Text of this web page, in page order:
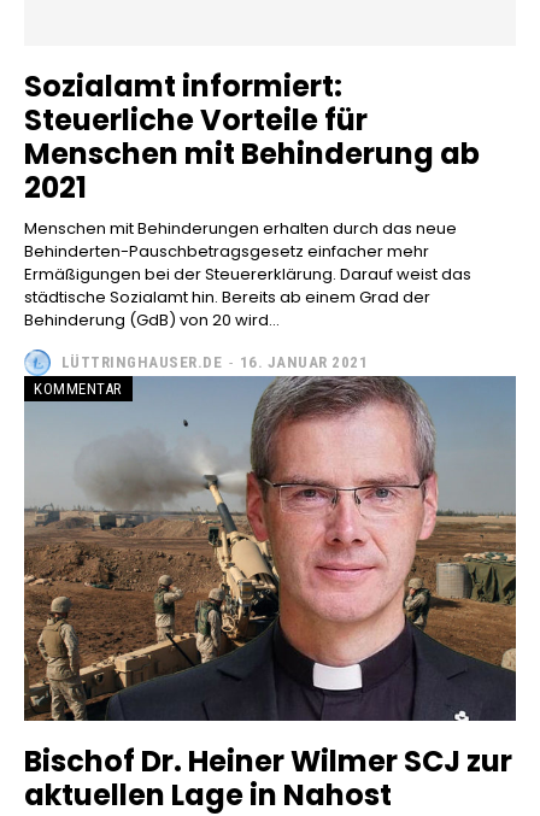
Sozialamt informiert:
Steuerliche Vorteile für
Menschen mit Behinderung ab
2021
Menschen mit Behinderungen erhalten durch das neue
Behinderten-Pauschbetragsgesetz einfacher mehr
Ermäßigungen bei der Steuererklärung. Darauf weist das
städtische Sozialamt hin. Bereits ab einem Grad der
Behinderung (GdB) von 20 wird...
LÜTTRINGHAUSER.DE - 16. JANUAR 2021
KOMMENTAR
Bischof Dr. Heiner Wilmer SCJ zur
aktuellen Lage in Nahost